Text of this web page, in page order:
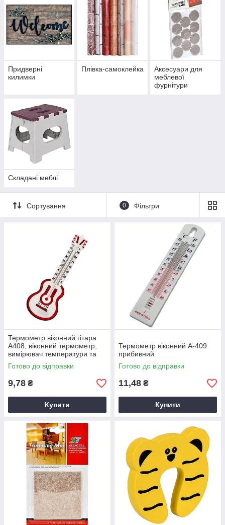
Придверні
килимки
Плівка-самоклейка
Аксесуари для
меблевої
фурнітури
Складані меблі
Сортування 0 Фільтри
Термометр віконний гітара
А408, віконний термометр,
вимірювач температури та
вологості
Готово до відправки
9,78 ₴
Купити
Термометр віконний А-409
прибивний
Готово до відправки
11,48 ₴
Купити